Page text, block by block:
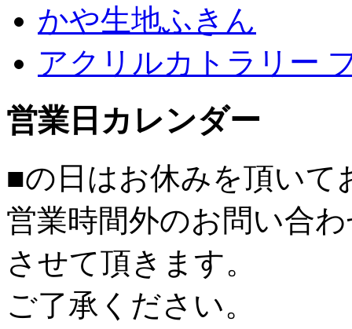
かや生地ふきん
アクリルカトラリー
営業日カレンダー
■の日はお休みを頂いて
営業時間外のお問い合
させて頂きます。
ご了承ください。